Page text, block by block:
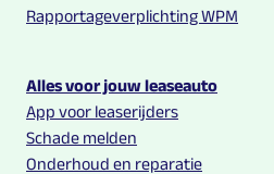
Rapportageverplichting WPM
Alles voor jouw leaseauto
App voor leaserijders
Schade melden
Onderhoud en reparatie